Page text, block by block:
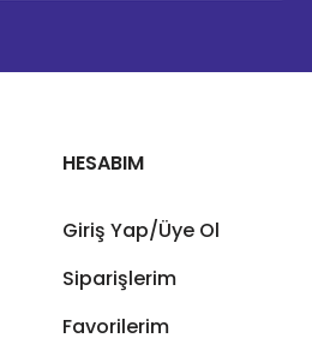
HESABIM
Giriş Yap/Üye Ol
Siparişlerim
Favorilerim